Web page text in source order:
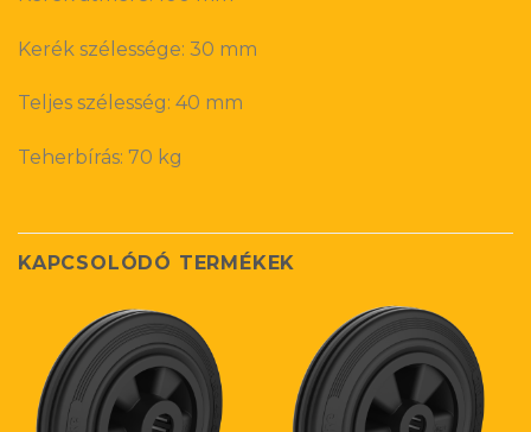
Kerék szélessége: 30 mm
Teljes szélesség: 40 mm
Teherbírás: 70 kg
KAPCSOLÓDÓ TERMÉKEK